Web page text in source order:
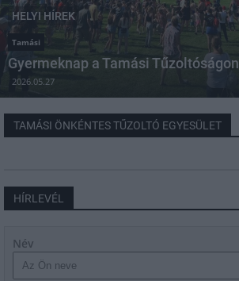
HELYI HÍREK
Tamási
Gyermeknap a Tamási Tűzoltóságon
2026.05.27
TAMÁSI ÖNKÉNTES TŰZOLTÓ EGYESÜLET
HÍRLEVÉL
Név